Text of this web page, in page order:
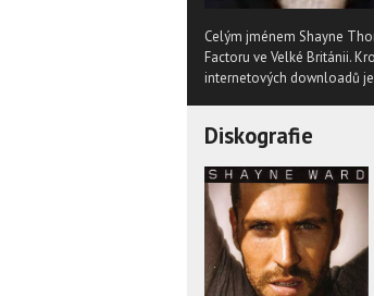
Celým jménem Shayne
Factoru ve Velké Británii.
internetových downloadů
Diskografie